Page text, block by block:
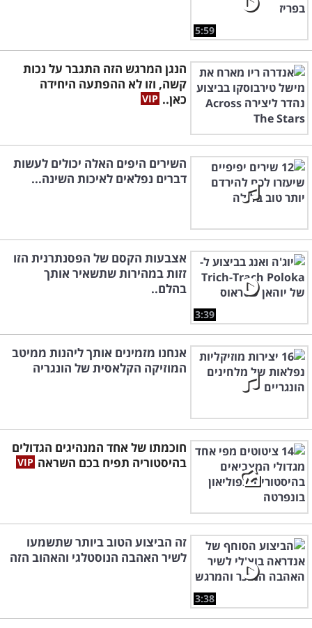
5:59
הנגן המרגש הזה התגבר על נכות
קשה, וזו לא ההפתעה היחידה
כאן..
השירים היפים האלה יכולים לעשות
דברים נפלאים לאיכות השינה...
3:39
אצבעות הקסם של הפסנתרנית הזו
זזות במהירות שתשאיר אותך
בהלם..
אנחנו מזמינים אותך ליהנות ממיטב
המוזיקה הקלאסית של הונגריה
חוכמתו של אחד המנהיגים הגדולים
בהיסטוריה תפיח בכם השראה
3:38
זה הביצוע הטוב ביותר שתשמעו
לשיר האהבה הנוסטלגי והאהוב הזה